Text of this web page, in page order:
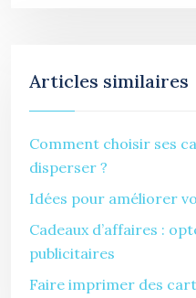
Articles similaires
Comment choisir ses
disperser ?
Idées pour améliorer
Cadeaux d’affaires :
publicitaires
Faire imprimer des